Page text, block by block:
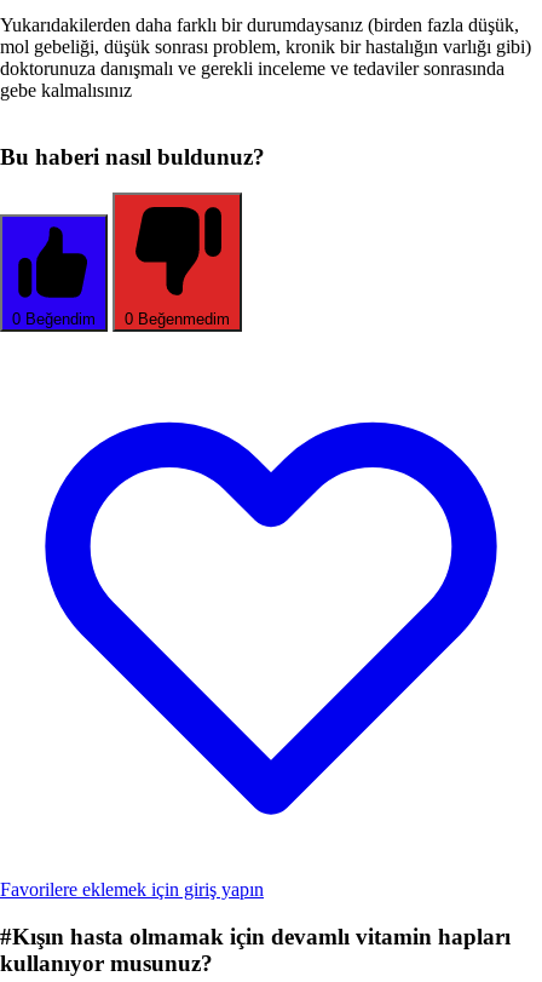
Yukarıdakilerden daha farklı bir durumdaysanız (birden fazla düşük,
mol gebeliği, düşük sonrası problem, kronik bir hastalığın varlığı gibi)
doktorunuza danışmalı ve gerekli inceleme ve tedaviler sonrasında
gebe kalmalısınız
Bu haberi nasıl buldunuz?
0 Beğendim 0 Beğenmedim
Favorilere eklemek için giriş yapın
#Kışın hasta olmamak için devamlı vitamin hapları
kullanıyor musunuz?